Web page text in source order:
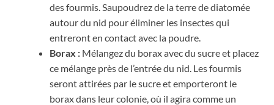
des fourmis. Saupoudrez de la terre de diatomée
autour du nid pour éliminer les insectes qui
entreront en contact avec la poudre.
Borax : Mélangez du borax avec du sucre et placez
ce mélange près de l’entrée du nid. Les fourmis
seront attirées par le sucre et emporteront le
borax dans leur colonie, où il agira comme un